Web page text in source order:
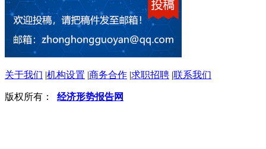
关于我们 |机构设置 |商务合作 |求职招聘 |联系我们
版权所有： 经济形势报告网